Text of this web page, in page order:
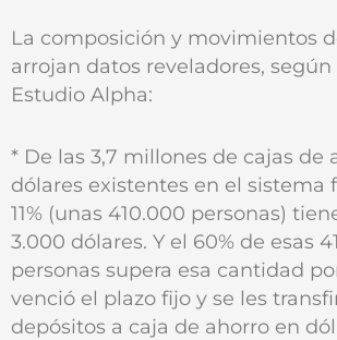
La composición y movimientos
arrojan datos reveladores,
Estudio Alpha:
* De las 3,7 millones de cajas de
dólares existentes en el sistema
11% (unas 410.000 personas)
3.000 dólares. Y el 60% de esas
personas supera esa cantidad
venció el plazo fijo y se les
depósitos a caja de ahorro en